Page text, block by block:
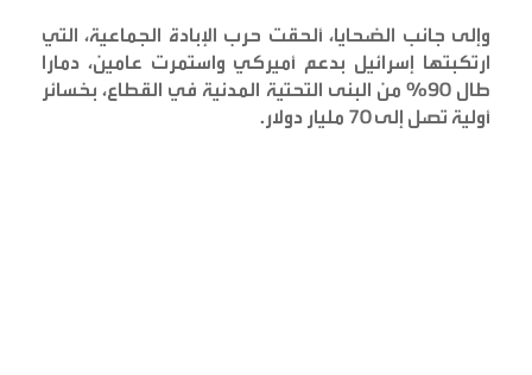
وإلى جانب الضحايا، ألحقت حرب الإبادة الجماعية، التي
ارتكبتها إسرائيل بدعم أميركي واستمرت عامين، دمارا
طال 90% من البنى التحتية المدنية في القطاع، بخسائر
أولية تصل إلى 70 مليار دولار
.